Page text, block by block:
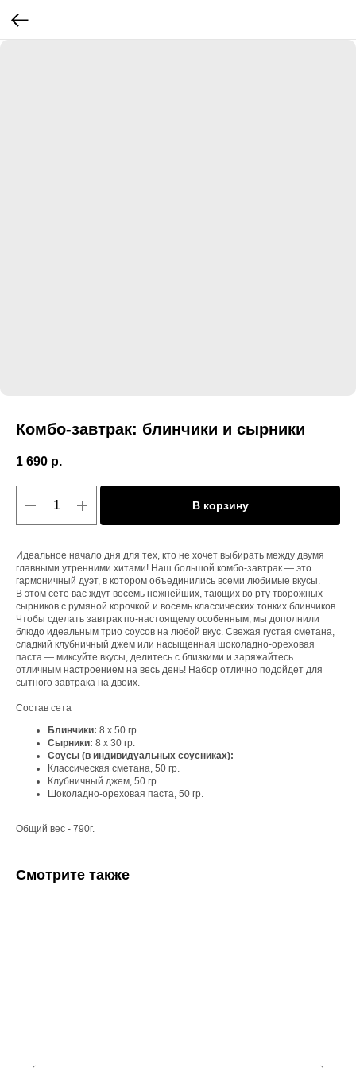
Комбо-завтрак: блинчики и сырники
1 690 р.
В корзину
Идеальное начало дня для тех, кто не хочет выбирать между двумя
главными утренними хитами! Наш большой комбо-завтрак — это
гармоничный дуэт, в котором объединились всеми любимые вкусы.
В этом сете вас ждут восемь нежнейших, тающих во рту творожных
сырников с румяной корочкой и восемь классических тонких блинчиков.
Чтобы сделать завтрак по-настоящему особенным, мы дополнили
блюдо идеальным трио соусов на любой вкус. Свежая густая сметана,
сладкий клубничный джем или насыщенная шоколадно-ореховая
паста — миксуйте вкусы, делитесь с близкими и заряжайтесь
отличным настроением на весь день! Набор отлично подойдет для
сытного завтрака на двоих.
Состав сета
Блинчики: 8 х 50 гр.
Сырники: 8 х 30 гр.
Соусы (в индивидуальных соусниках):
Классическая сметана, 50 гр.
Клубничный джем, 50 гр.
Шоколадно-ореховая паста, 50 гр.
Общий вес - 790г.
Смотрите также